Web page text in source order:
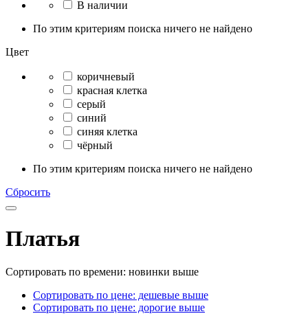
В наличии
По этим критериям поиска ничего не найдено
Цвет
коричневый
красная клетка
серый
синий
синяя клетка
чёрный
По этим критериям поиска ничего не найдено
Сбросить
Платья
Сортировать по времени: новинки выше
Сортировать по цене: дешевые выше
Сортировать по цене: дорогие выше